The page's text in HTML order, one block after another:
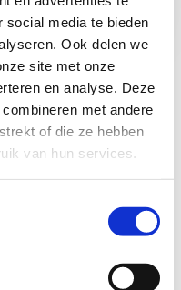
social media te bieden
Ook delen we
site met onze
en analyse. Deze
met andere
of die ze hebben
van hun services.
stuntsteps
of
en wie weet step jij